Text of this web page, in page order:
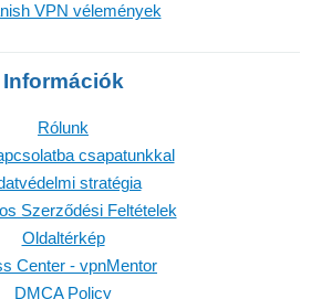
VPN vélemények
Információk
Rólunk
csapatunkkal
stratégia
Szerződési Feltételek
Oldaltérkép
Center - vpnMentor
DMCA Policy